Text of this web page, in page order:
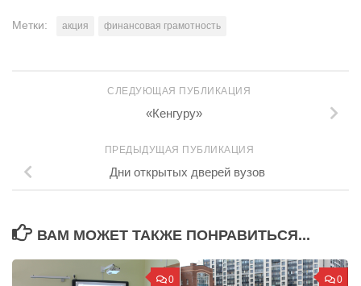
Метки: акция финансовая грамотность
СЛЕДУЮЩАЯ ПУБЛИКАЦИЯ
«Кенгуру»
ПРЕДЫДУЩАЯ ПУБЛИКАЦИЯ
Дни открытых дверей вузов
ВАМ МОЖЕТ ТАКЖЕ ПОНРАВИТЬСЯ...
0 0